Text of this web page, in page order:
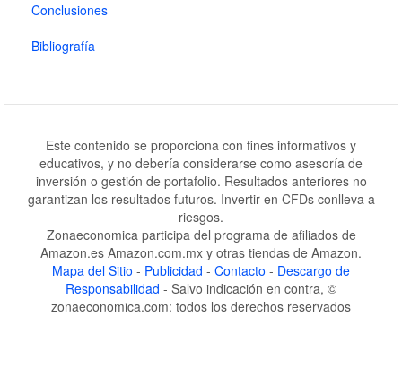
Conclusiones
Bibliografía
Este contenido se proporciona con fines informativos y
educativos, y no debería considerarse como asesoría de
inversión o gestión de portafolio. Resultados anteriores no
garantizan los resultados futuros. Invertir en CFDs conlleva a
riesgos.
Zonaeconomica participa del programa de afiliados de
Amazon.es Amazon.com.mx y otras tiendas de Amazon.
Mapa del Sitio - Publicidad - Contacto - Descargo de
Responsabilidad - Salvo indicación en contra, ©
zonaeconomica.com: todos los derechos reservados